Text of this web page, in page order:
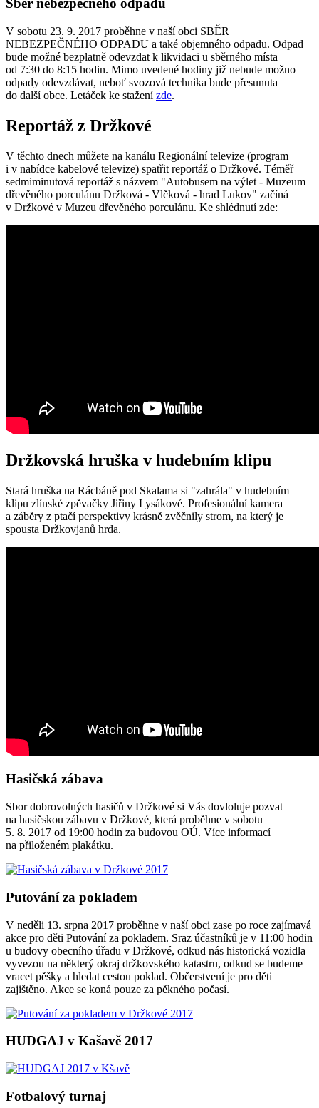
Sběr nebezpečného odpadu
V sobotu 23. 9. 2017 proběhne v naší obci SBĚR
NEBEZPEČNÉHO ODPADU a také objemného odpadu. Odpad
bude možné bezplatně odevzdat k likvidaci u sběrného místa
od 7:30 do 8:15 hodin. Mimo uvedené hodiny již nebude možno
odpady odevzdávat, neboť svozová technika bude přesunuta
do další obce. Letáček ke staženízde.
Reportáž z Držkové
V těchto dnech můžete na kanálu Regionální televize (program
i v nabídce kabelové televize) spatřit reportáž o Držkové. Téměř
sedmiminutová reportáž s názvem "Autobusem na výlet - Muzeum
dřevěného porculánu Držková - Vlčková - hrad Lukov" začíná
v Držkové v Muzeu dřevěného porculánu. Ke shlédnutí zde:
Držkovská hruška v hudebním klipu
Stará hruška na Rácbáně pod Skalama si "zahrála" v hudebním
klipu zlínské zpěvačky Jiřiny Lysákové. Profesionální kamera
a záběry z ptačí perspektivy krásně zvěčnily strom, na který je
spousta Držkovjanů hrda.
Hasičská zábava
Sbor dobrovolných hasičů v Držkové si Vás dovloluje pozvat
na hasičskou zábavu v Držkové, která proběhne v sobotu
5. 8. 2017 od 19:00 hodin za budovou OÚ. Více informací
na přiloženém plakátku.
Putování za pokladem
V neděli 13. srpna 2017 proběhne v naší obci zase po roce zajímavá
akce pro děti Putování za pokladem. Sraz účastníků je v 11:00 hodin
u budovy obecního úřadu v Držkové, odkud nás historická vozidla
vyvezou na některý okraj držkovského katastru, odkud se budeme
vracet pěšky a hledat cestou poklad. Občerstvení je pro děti
zajištěno. Akce se koná pouze za pěkného počasí.
HUDGAJ v Kašavě 2017
Fotbalový turnaj